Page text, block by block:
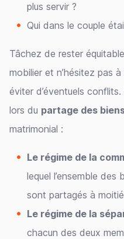
plus servir ?
Qui dans le couple
Tâchez de rester
mobilier et n’hésitez pas
éviter d’éventuels conflits.
lors du partage des
matrimonial :
Le régime de la
lequel l’ensemble des
sont partagés à
Le régime de la
chacun des deux